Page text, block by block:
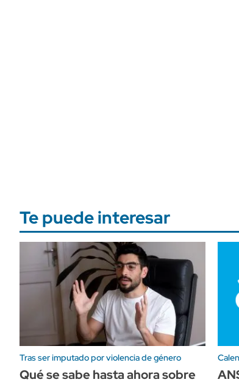
Te puede interesar
Tras ser imputado por violencia de género
Qué se sabe hasta ahora sobre